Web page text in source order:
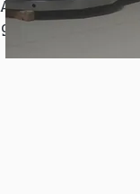
Als Egemas
gerecht werden.